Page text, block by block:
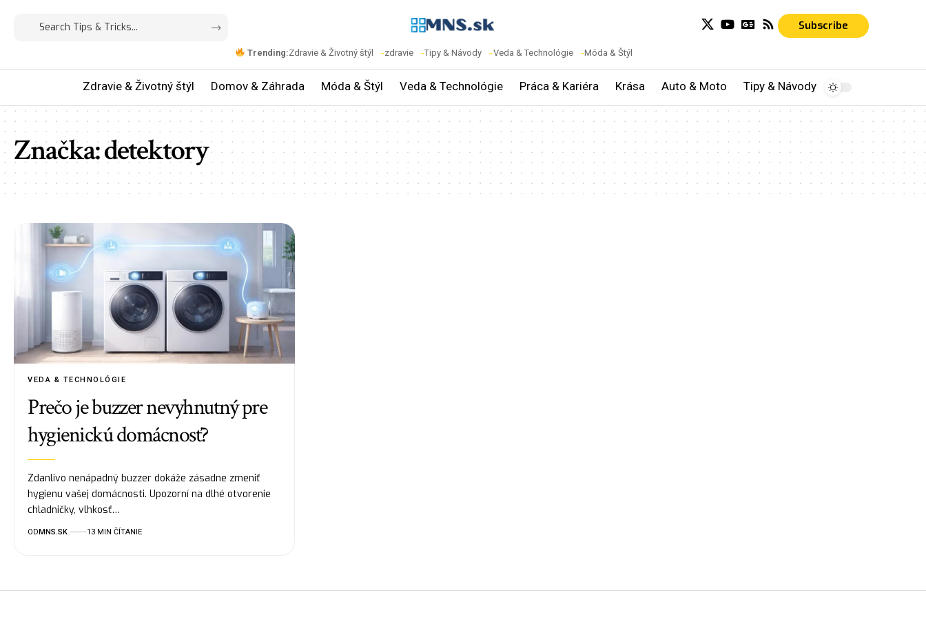
Trending:Zdravie & Životný štýl zdravie Tipy & Návody Veda & Technológie Móda & Štýl
Subscribe
Zdravie & Životný štýl Domov & Záhrada Móda & Štýl Veda & Technológie Práca & Kariéra Krása Auto & Moto Tipy & Návody
Značka:detektory
VEDA & TECHNOLÓGIE
Prečo je buzzer nevyhnutný pre
hygienickú domácnosť?
Zdanlivo nenápadný buzzer dokáže zásadne zmeniť
hygienu vašej domácnosti. Upozorní na dlhé otvorenie
chladničky, vlhkosť…
ODMNS.SK 13 MIN ČÍTANIE